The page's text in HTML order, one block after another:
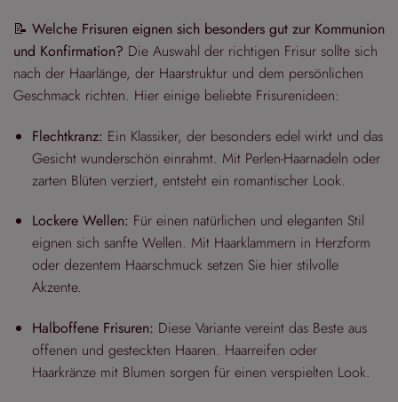
📝 Welche Frisuren eignen sich besonders gut zur Kommunion
und Konfirmation? Die Auswahl der richtigen Frisur sollte sich
nach der Haarlänge, der Haarstruktur und dem persönlichen
Geschmack richten. Hier einige beliebte Frisurenideen:
Flechtkranz: Ein Klassiker, der besonders edel wirkt und das
Gesicht wunderschön einrahmt. Mit Perlen-Haarnadeln oder
zarten Blüten verziert, entsteht ein romantischer Look.
Lockere Wellen: Für einen natürlichen und eleganten Stil
eignen sich sanfte Wellen. Mit Haarklammern in Herzform
oder dezentem Haarschmuck setzen Sie hier stilvolle
Akzente.
Halboffene Frisuren: Diese Variante vereint das Beste aus
offenen und gesteckten Haaren. Haarreifen oder
Haarkränze mit Blumen sorgen für einen verspielten Look.